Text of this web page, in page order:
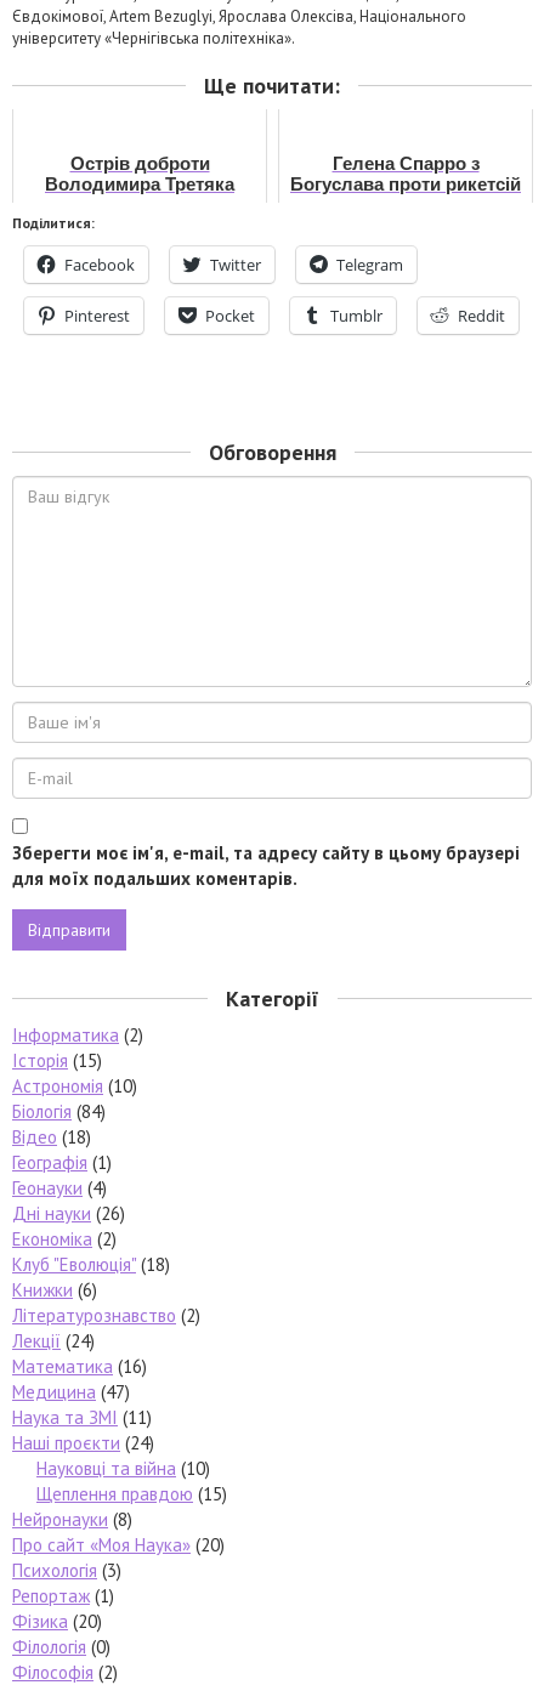
Євдокімової, Artem Bezuglyi, Ярослава Олексіва, Національного
університету «Чернігівська політехніка».
Ще почитати:
Острів доброти
Володимира Третяка
Гелена Спарро з
Богуслава проти рикетсій
Поділитися:
Facebook Twitter Telegram
Pinterest Pocket Tumblr Reddit
Обговорення
Зберегти моє ім'я, e-mail, та адресу сайту в цьому браузері
для моїх подальших коментарів.
Категорії
Інформатика (2)
Історія (15)
Астрономія (10)
Біологія (84)
Відео (18)
Географія (1)
Геонауки (4)
Дні науки (26)
Економіка (2)
Клуб "Еволюція" (18)
Книжки (6)
Літературознавство (2)
Лекції (24)
Математика (16)
Медицина (47)
Наука та ЗМІ (11)
Наші проєкти (24)
Науковці та війна (10)
Щеплення правдою (15)
Нейронауки (8)
Про сайт «Моя Наука» (20)
Психологія (3)
Репортаж(1)
Фізика (20)
Філологія (0)
Філософія (2)